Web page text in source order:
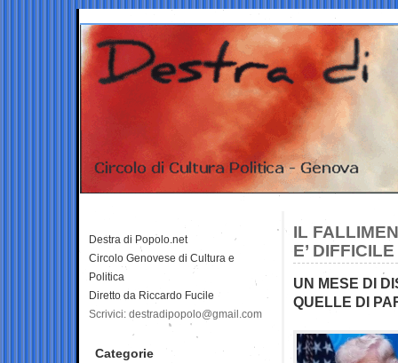
IL
E’
UN MESE DI
QUELLE DI
Destra di Popolo.net
Circolo Genovese di Cultura e
Politica
Diretto da Riccardo Fucile
Scrivici: destradipopolo@gmail.com
Categorie